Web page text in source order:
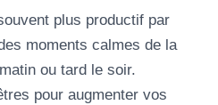
plus productif par
moments calmes de la
ou tard le soir.
pour augmenter vos